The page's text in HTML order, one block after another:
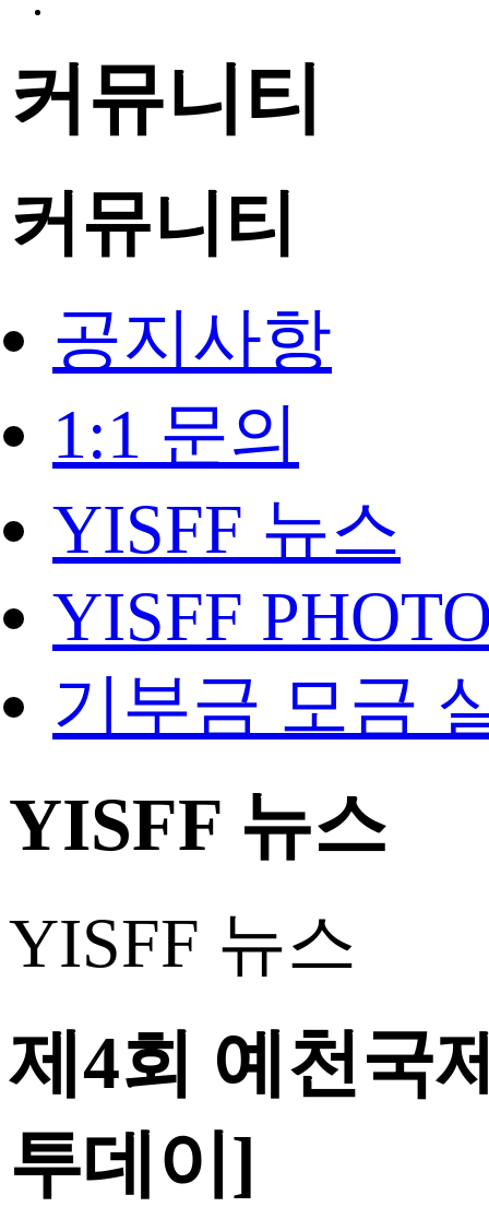
커뮤니티
커뮤니티
공지사항
1:1 문의
YISFF 뉴스
YISFF
기부금 모금
YISFF 뉴스
YISFF 뉴스
제4회 예천국
투데이]